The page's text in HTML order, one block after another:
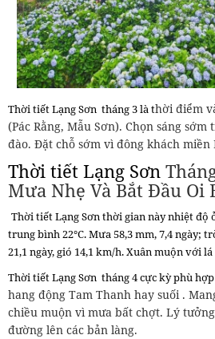
Thời tiết Lạng Sơn tháng 3 là thời điểm
(Pác Rằng, Mẫu Sơn). Chọn sáng
đào. Đặt chỗ sớm vì đông khách miền
Thời tiết Lạng Sơn
Mưa Nhẹ Và Bắt Đầu Oi
Thời tiết Lạng Sơnthời gian này nhiệt độ
trung bình 22°C. Mưa 58,3 mm, 7,4 ngày;
21,1 ngày, gió 14,1 km/h. Xuân muộn với
Thời tiết Lạng Sơn tháng 4 cực kỳ phù
hang động Tam Thanh hay suối .
chiều muộn vì mưa bất chợt. Lý
đường lên các bản làng.